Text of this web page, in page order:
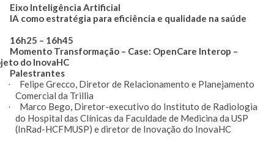
Inteligência Artificial
estratégia para eficiência e qualidade na saúde
– 16h45
Transformação – Case: OpenCare Interop –
do InovaHC
·
Felipe Grecco, Diretor de Relacionamento e Planejamento
Comercial da Trillia
·
Marco Bego, Diretor-executivo do Instituto de Radiologia
do Hospital das Clínicas da Faculdade de Medicina da USP
(InRad-HCFMUSP) e diretor de Inovação do InovaHC